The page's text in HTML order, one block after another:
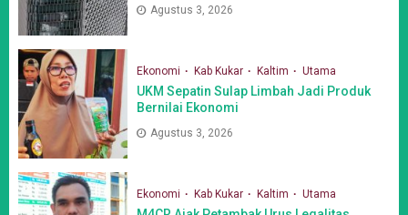
Agustus 3, 2026
Ekonomi Kab Kukar Kaltim Utama
UKM Sepatin Sulap Limbah Jadi Produk
Bernilai Ekonomi
Agustus 3, 2026
Ekonomi Kab Kukar Kaltim Utama